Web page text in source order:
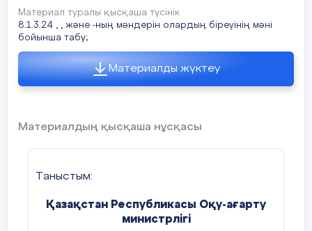
дегеніміз не?
осы бұрыштың косинусы
Тікбұрышты
Анықтама: Тікбұрышты
жатқан катеттің іргелес жатқан
Материал туралы қысқаша түсінік
8.1.3.24 , , және -ның мәндерін олардың біреуінің мәні
бойынша табу;
Материалды жүктеу
Материалдың қысқаша нұсқасы
Таныстым:
Қазақстан Республикасы Оқу-ағарту
министрлігі